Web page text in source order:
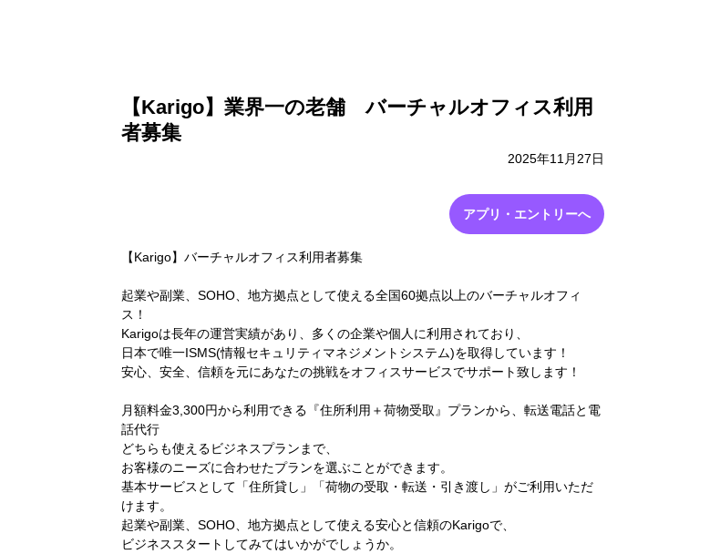
【Karigo】業界一の老舗 バーチャルオフィス利用
者募集
2025年11月27日
アプリ・エントリーへ
【Karigo】バーチャルオフィス利用者募集
起業や副業、SOHO、地方拠点として使える全国60拠点以上のバーチャルオフィ
ス！
Karigoは長年の運営実績があり、多くの企業や個人に利用されており、
日本で唯一ISMS(情報セキュリティマネジメントシステム)を取得しています！
安心、安全、信頼を元にあなたの挑戦をオフィスサービスでサポート致します！
月額料金3,300円から利用できる『住所利用＋荷物受取』プランから、転送電話と電
話代行
どちらも使えるビジネスプランまで、
お客様のニーズに合わせたプランを選ぶことができます。
基本サービスとして「住所貸し」「荷物の受取・転送・引き渡し」がご利用いただ
けます。
起業や副業、SOHO、地方拠点として使える安心と信頼のKarigoで、
ビジネススタートしてみてはいかがでしょうか。